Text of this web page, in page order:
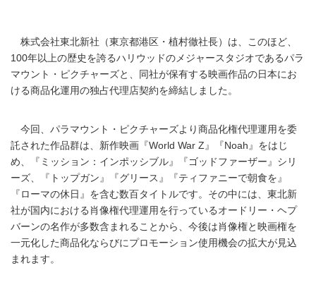
株式会社東北新社（東京都港区・植村徹社長）は、このほど、
100年以上の歴史を誇るハリウッドのメジャースタジオであるパラ
マウント・ピクチャーズと、同社が保有する映画作品の日本にお
ける商品化運用の独占代理店契約を締結しました。
今回、パラマウント・ピクチャーズより商品化権代理運用を委
託された作品群は、新作映画『World War Z』『Noah』をはじ
め、『ミッション：インポッシブル』『ゴッドファーザー』シリ
ーズ、『トップガン』『グリース』『ティファニーで朝食を』
『ローマの休日』を含む数百タイトルです。その中には、東北新
社が国内における肖像権代理運用を行っているオードリー・ヘプ
バーンの名作が多数含まれることから、今後は肖像権と映画権を
一元化した商品化ならびにプロモーション使用機会の拡大が見込
まれます。